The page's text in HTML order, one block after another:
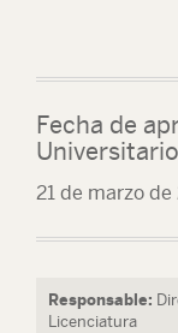
Fecha de
Universitario
21 de marzo
Responsable:
Licenciatura